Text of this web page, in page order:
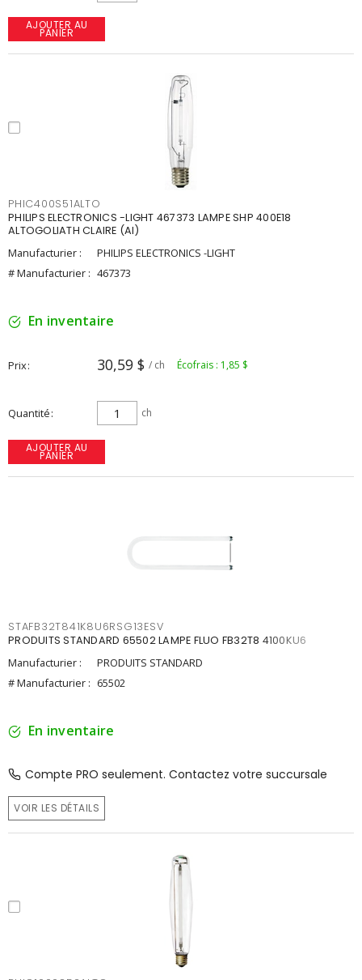
AJOUTER AU
PANIER
PHIC400S51ALTO
PHILIPS ELECTRONICS -LIGHT 467373 LAMPE SHP 400E18
ALTOGOLIATH CLAIRE (AI)
Manufacturier :
PHILIPS ELECTRONICS -LIGHT
# Manufacturier : 467373
En inventaire
Prix 30,59 $ / ch Écofrais : 1,85 $
Quantité ch
AJOUTER AU
PANIER
STAFB32T841K8U6RSG13ESV
PRODUITS STANDARD 65502 LAMPE FLUO FB32T8 4100KU6
Manufacturier :
PRODUITS STANDARD
# Manufacturier : 65502
En inventaire
Compte PRO seulement. Contactez votre succursale
VOIR LES DÉTAILS